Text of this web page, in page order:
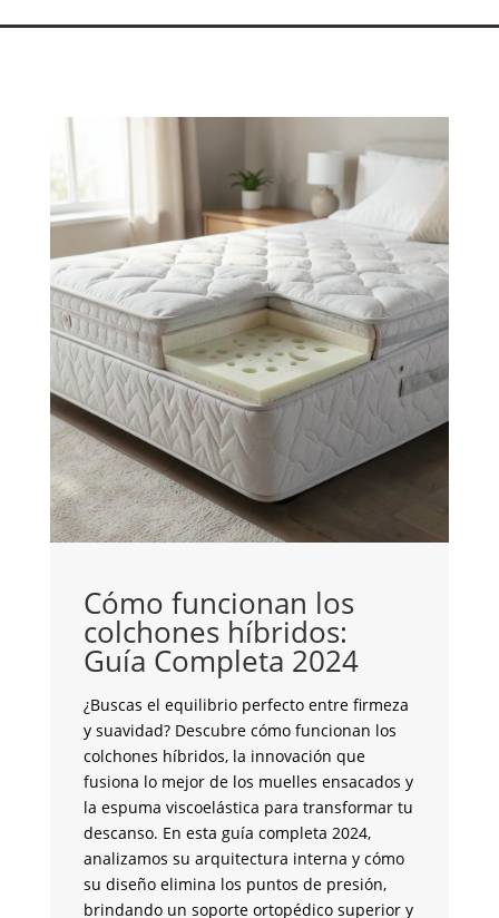
Cómo funcionan los
colchones híbridos:
Guía Completa 2024
¿Buscas el equilibrio perfecto entre firmeza
y suavidad? Descubre cómo funcionan los
colchones híbridos, la innovación que
fusiona lo mejor de los muelles ensacados y
la espuma viscoelástica para transformar tu
descanso. En esta guía completa 2024,
analizamos su arquitectura interna y cómo
su diseño elimina los puntos de presión,
brindando un soporte ortopédico superior y